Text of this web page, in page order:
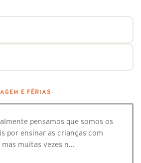
E FÉRIAS
pensamos que somos os
por ensinar as crianças com
muitas vezes n…